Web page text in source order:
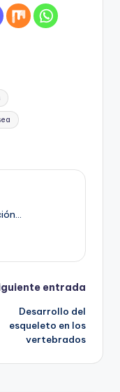
entrada
Desarrollo del
esqueleto en los
vertebrados